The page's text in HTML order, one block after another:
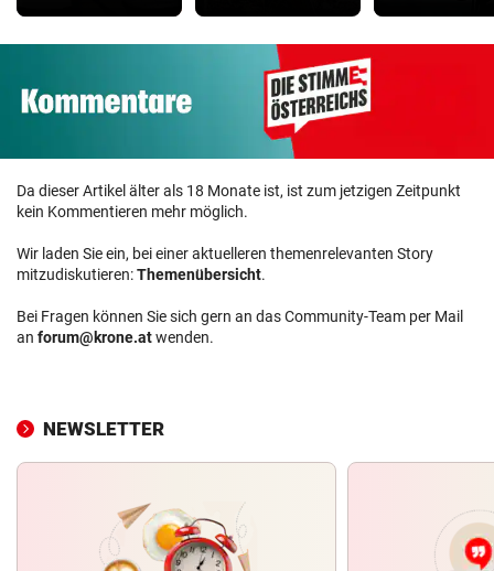
Da dieser Artikel älter als 18 Monate ist, ist zum jetzigen Zeitpunkt
kein Kommentieren mehr möglich.
Wir laden Sie ein, bei einer aktuelleren themenrelevanten Story
mitzudiskutieren:Themenübersicht.
Bei Fragen können Sie sich gern an das Community-Team per Mail
an forum@krone.atwenden.
NEWSLETTER